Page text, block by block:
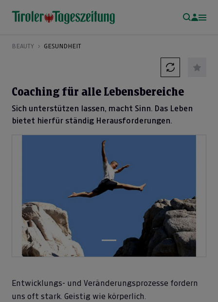
BEAUTY GESUNDHEIT
Coaching für alle Lebensbereiche
Sich unterstützen lassen, macht Sinn. Das Leben
bietet hierfür ständig Herausforderungen.
Entwicklungs- und Veränderungsprozesse fordern
uns oft stark. Geistig wie körperlich.